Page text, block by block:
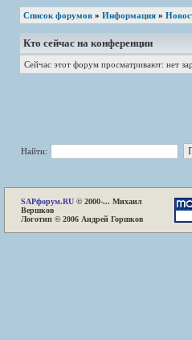
Список форумов » Информация »
Кто сейчас на конференции
Сейчас этот форум просматривают: нет
Найти:
SAPфорум.RU © 2000-... Михаил
Вершков
Логотип © 2006 Андрей Горшков